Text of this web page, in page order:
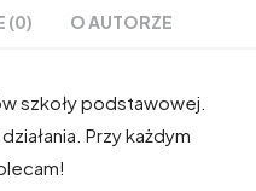
(0) O AUTORZE
szkoły podstawowej.
Przy każdym